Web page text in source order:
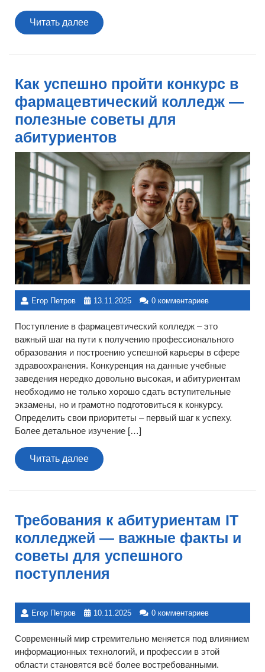
Читать далееЧитать
далее
Как успешно пройти конкурс в
фармацевтический колледж —
полезные советы для
абитуриентов
Егор Петров 13.11.2025 0 комментариев
Поступление в фармацевтический колледж – это
важный шаг на пути к получению профессионального
образования и построению успешной карьеры в сфере
здравоохранения. Конкуренция на данные учебные
заведения нередко довольно высокая, и абитуриентам
необходимо не только хорошо сдать вступительные
экзамены, но и грамотно подготовиться к конкурсу.
Определить свои приоритеты – первый шаг к успеху.
Более детальное изучение […]
Читать далееЧитать
далее
Требования к абитуриентам IT
колледжей — важные факты и
советы для успешного
поступления
Егор Петров 10.11.2025 0 комментариев
Современный мир стремительно меняется под влиянием
информационных технологий, и профессии в этой
области становятся всё более востребованными.